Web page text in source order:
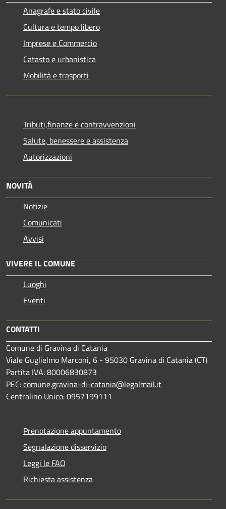
Anagrafe e stato civile
Cultura e tempo libero
Imprese e Commercio
Catasto e urbanistica
Mobilità e trasporti
Tributi,finanze e contravvenzioni
Salute, benessere e assistenza
Autorizzazioni
NOVITÀ
Notizie
Comunicati
Avvisi
VIVERE IL COMUNE
Luoghi
Eventi
CONTATTI
Comune di Gravina di Catania
Viale Guglielmo Marconi, 6 - 95030 Gravina di Catania (CT)
Partita IVA: 80006830873
PEC:comune.gravina-di-catania@legalmail.it
Centralino Unico: 0957199111
Prenotazione appuntamento
Segnalazione disservizio
Leggi le FAQ
Richiesta assistenza